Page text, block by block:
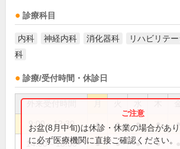
診療科目
内科 神経内科 消化器科 リハビリテ
科
診療/受付時間・休診日
9:00～12:30 ● ● ● ● ●
14:00～18:00 ● ● ● ●
お盆(8月中旬)は休診・休業の場合があ
に必ず医療機関に直接ご確認ください。